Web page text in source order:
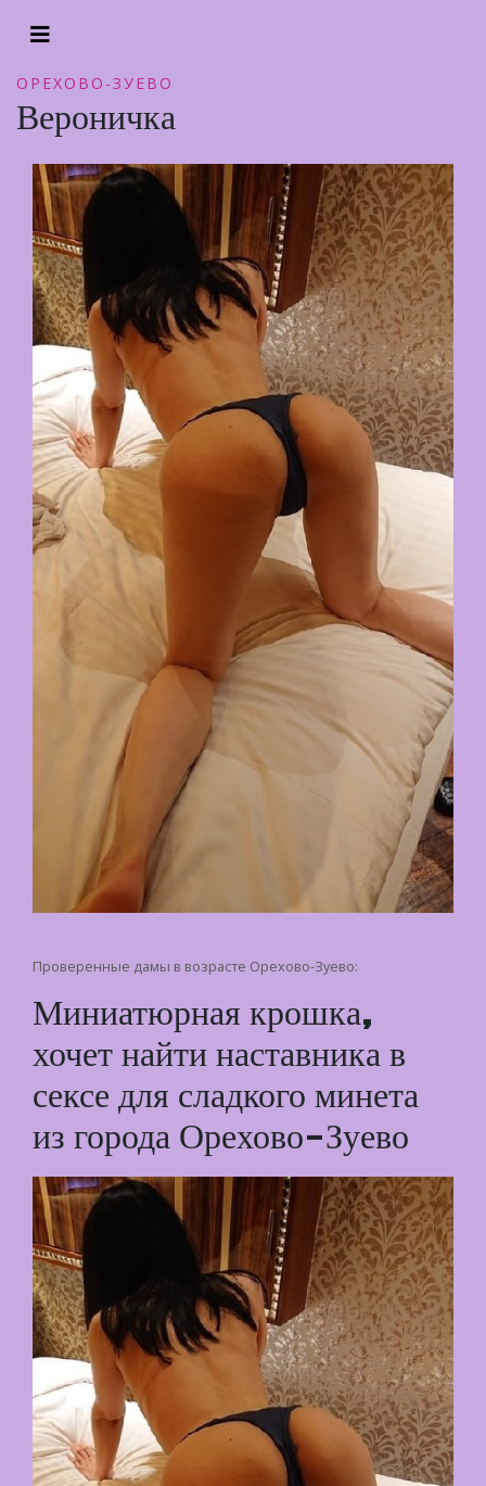
ОРЕХОВО-ЗУЕВО
Вероничка
Проверенные дамы в возрасте Орехово-Зуево:
Миниатюрная крошка,
хочет найти наставника в
сексе для сладкого минета
из города Орехово-Зуево